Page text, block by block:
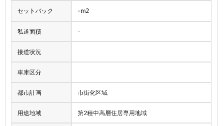
セットバック -m2
私道面積 -
接道状況
車庫区分
都市計画 市街化区域
用途地域 第2種中高層住居専用地域